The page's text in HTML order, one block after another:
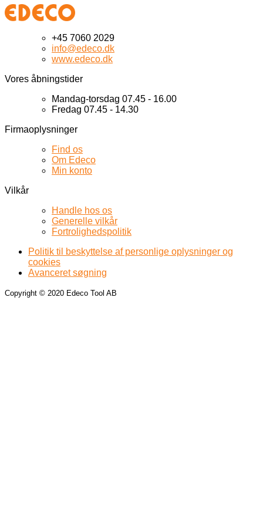
+45 7060 2029
info@edeco.dk
www.edeco.dk
Vores åbningstider
Mandag-torsdag 07.45 - 16.00
Fredag 07.45 - 14.30
Firmaoplysninger
Find os
Om Edeco
Min konto
Vilkår
Handle hos os
Generelle vilkår
Fortrolighedspolitik
Politik til beskyttelse af personlige oplysninger og
cookies
Avanceret søgning
Copyright © 2020 Edeco Tool AB